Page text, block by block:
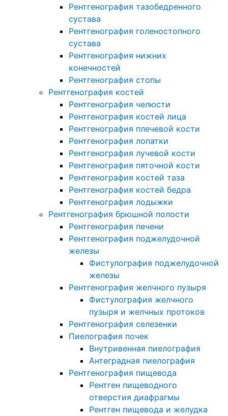
Рентгенография тазобедренного
сустава
Рентгенография голеностопного
сустава
Рентгенография нижних
конечностей
Рентгенография стопы
Рентгенография костей
Рентгенография челюсти
Рентгенография костей лица
Рентгенография плечевой кости
Рентгенография лопатки
Рентгенография лучевой кости
Рентгенография пяточной кости
Рентгенография костей таза
Рентгенография костей бедра
Рентгенография лодыжки
Рентгенография брюшной полости
Рентгенография печени
Рентгенография поджелудочной
железы
Фистулография поджелудочной
железы
Рентгенография желчного пузыря
Фистулография желчного
пузыря и желчных протоков
Рентгенография селезенки
Пиелография почек
Внутривенная пиелография
Антеградная пиелография
Рентгенография пищевода
Рентген пищеводного
отверстия диафрагмы
Рентген пищевода и желудка